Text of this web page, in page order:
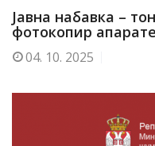
Јавна набавка –
фотокопир апарате
04. 10. 2025